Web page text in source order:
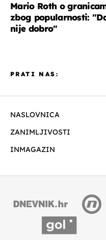
Mario Roth o
zbog popularnosti:
nije dobro"
NASLOVNICA
ZANIMLJIVOSTI
INMAGAZIN
PRATI NAS: